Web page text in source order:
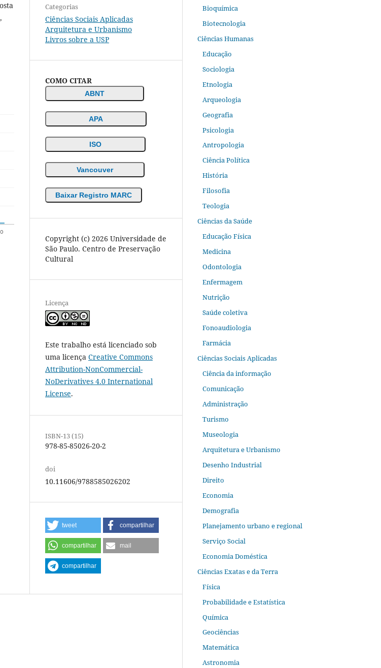
Categorias
Ciências Sociais Aplicadas
Arquitetura e Urbanismo
Livros sobre a USP
COMO CITAR
ABNT
APA
ISO
Vancouver
Baixar Registro MARC
Copyright (c) 2026 Universidade de
São Paulo. Centro de Preservação
Cultural
Licença
Este trabalho está licenciado sob
uma licença Creative Commons
Attribution-NonCommercial-
NoDerivatives 4.0 International
License.
ISBN-13 (15)
978-85-85026-20-2
doi
10.11606/9788585026202
tweet compartilhar
compartilhar mail
compartilhar
Bioquímica
Biotecnologia
Ciências Humanas
Educação
Sociologia
Etnologia
Arqueologia
Geografia
Psicologia
Antropologia
Ciência Política
História
Filosofia
Teologia
Ciências da Saúde
Educação Física
Medicina
Odontologia
Enfermagem
Nutrição
Saúde coletiva
Fonoaudiologia
Farmácia
Ciências Sociais Aplicadas
Ciência da informação
Comunicação
Administração
Turismo
Museologia
Arquitetura e Urbanismo
Desenho Industrial
Direito
Economia
Demografia
Planejamento urbano e regional
Serviço Social
Economia Doméstica
Ciências Exatas e da Terra
Física
Probabilidade e Estatística
Química
Geociências
Matemática
Astronomia